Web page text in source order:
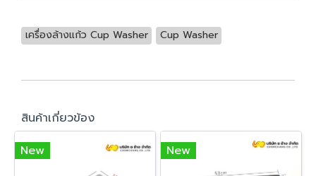
เครื่องล้างแก้ว Cup Washer Cup Washer
สินค้าเกี่ยวข้อง
New
New